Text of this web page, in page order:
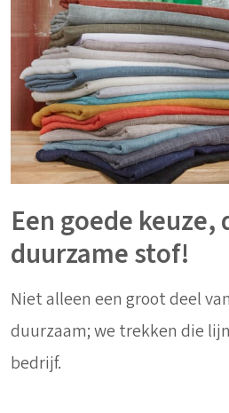
Een goede keuze,
duurzame stof!
Niet alleen een groot deel
duurzaam; we trekken die
bedrijf.